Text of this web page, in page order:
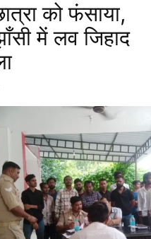
को फंसाया,
में लव जिहाद